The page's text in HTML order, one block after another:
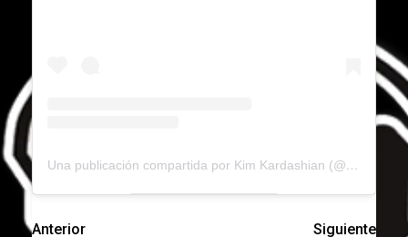
Una publicación compartida por Kim Kardashian (@kimkardashian)
Anterior
Siguiente